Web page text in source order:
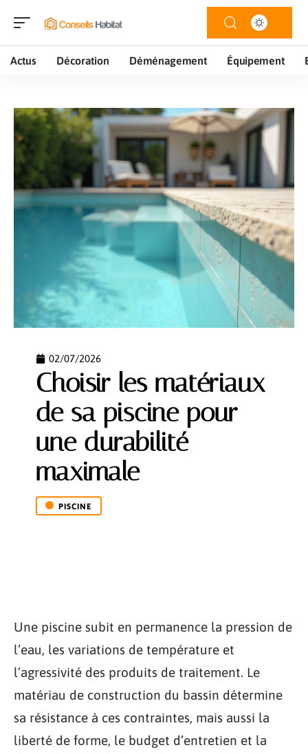
Actus Décoration Déménagement Équipement
02/07/2026
Choisir les matériaux
de sa piscine pour
une durabilité
maximale
PISCINE
Une piscine subit en permanence la pression de
l’eau, les variations de température et
l’agressivité des produits de traitement. Le
matériau de construction du bassin détermine
sa résistance à ces contraintes, mais aussi la
liberté de forme, le budget d’entretien et la